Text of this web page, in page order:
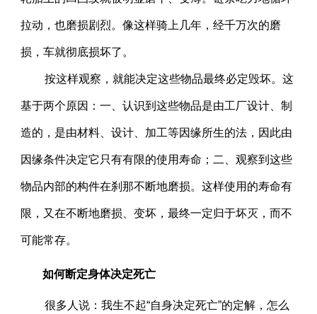
拉动，也磨损剧烈。像这样骑上几年，经千万次的磨
损，车就彻底损坏了。
按这样观察，就能决定这些物品最终必定毁坏。这
基于两个原因：一、认识到这些物品是由工厂设计、制
造的，是由材料、设计、加工等因缘所生的法，因此由
因缘条件决定它只有有限的使用寿命；二、观察到这些
物品内部的构件在刹那不断地磨损。这样使用的寿命有
限，又在不断地磨损、变坏，最终一定归于坏灭，而不
可能常存。
如何断定身体决定死亡
很多人说：我生不起“自身决定死亡”的定解，怎么